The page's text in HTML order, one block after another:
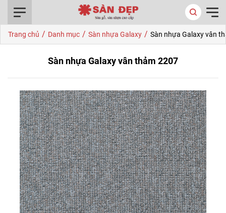
Trang chủ / Danh mục / Sàn nhựa Galaxy / Sàn nhựa Galaxy vân
Sàn nhựa Galaxy vân thảm 2207